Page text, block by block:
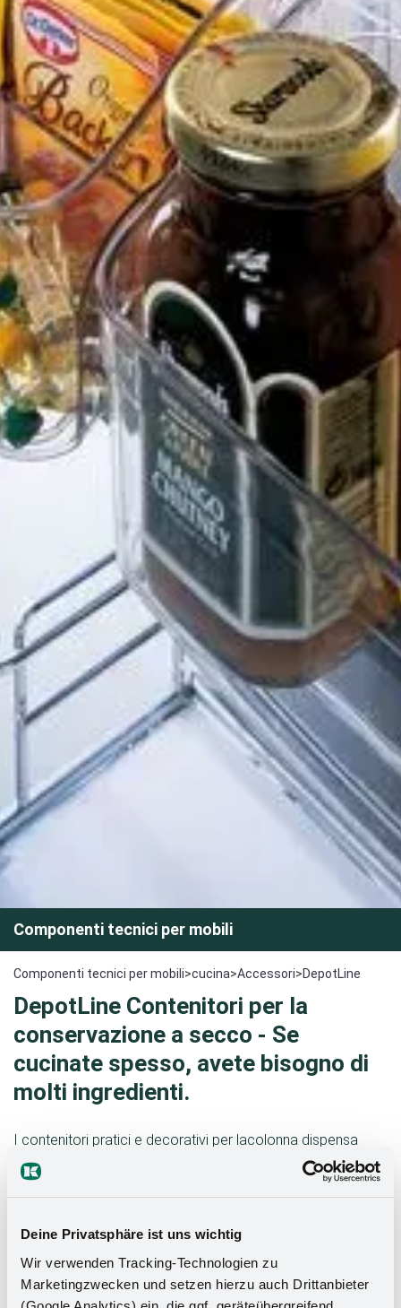
Deine Privatsphäre ist uns wichtig
Wir verwenden Tracking-Technologien zu
Marketingzwecken und setzen hierzu auch Drittanbieter
Componenti tecnici per mobili
Componenti tecnici per mobili>cucina>Accessori>DepotLine
DepotLine Contenitori per la
conservazione a secco - Se
cucinate spesso, avete bisogno di
molti ingredienti.
I contenitori pratici e decorativi per lacolonna dispensa
DISPENSA , realizzati in plastica trasparente di alta qualità,
rendono divertente tenere tutto organizzato e in ordine.
consente di trovare immediatamente ciò che si cerca